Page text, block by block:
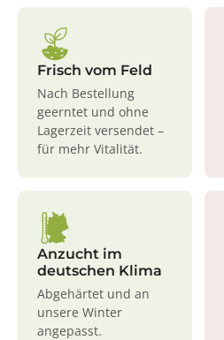
Frisch vom Feld
Nach Bestellung
geerntet und ohne
Lagerzeit versendet –
für mehr Vitalität.
Anzucht im
deutschen Klima
Abgehärtet und an
unsere Winter
angepasst.